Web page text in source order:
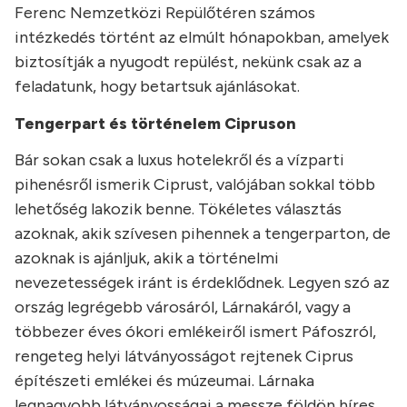
Ferenc Nemzetközi Repülőtéren számos
intézkedés történt az elmúlt hónapokban, amelyek
biztosítják a nyugodt repülést, nekünk csak az a
feladatunk, hogy betartsuk ajánlásokat.
Tengerpart és történelem Cipruson
Bár sokan csak a luxus hotelekről és a vízparti
pihenésről ismerik Ciprust, valójában sokkal több
lehetőség lakozik benne. Tökéletes választás
azoknak, akik szívesen pihennek a tengerparton, de
azoknak is ajánljuk, akik a történelmi
nevezetességek iránt is érdeklődnek. Legyen szó az
ország legrégebb városáról, Lárnakáról, vagy a
többezer éves ókori emlékeiről ismert Páfoszról,
rengeteg helyi látványosságot rejtenek Ciprus
építészeti emlékei és múzeumai. Lárnaka